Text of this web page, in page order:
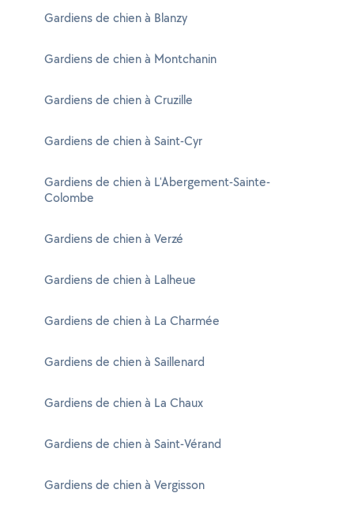
Gardiens de chien à Blanzy
Gardiens de chien à Montchanin
Gardiens de chien à Cruzille
Gardiens de chien à Saint-Cyr
Gardiens de chien à L'Abergement-Sainte-
Colombe
Gardiens de chien à Verzé
Gardiens de chien à Lalheue
Gardiens de chien à La Charmée
Gardiens de chien à Saillenard
Gardiens de chien à La Chaux
Gardiens de chien à Saint-Vérand
Gardiens de chien à Vergisson